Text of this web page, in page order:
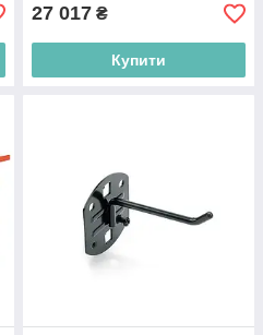
27 017 ₴
Купити